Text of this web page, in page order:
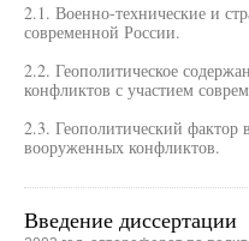
2.1. Военно-технические и
современной России.
2.2. Геополитическое
конфликтов с участием
2.3. Геополитический фактор
вооруженных конфликтов.
Введение диссертации